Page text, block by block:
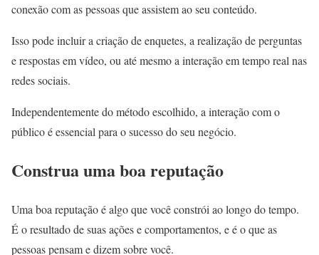
conexão com as pessoas que assistem ao seu conteúdo.
Isso pode incluir a criação de enquetes, a realização de perguntas
e respostas em vídeo, ou até mesmo a interação em tempo real nas
redes sociais.
Independentemente do método escolhido, a interação com o
público é essencial para o sucesso do seu negócio.
Construa uma boa reputação
Uma boa reputação é algo que você constrói ao longo do tempo.
É o resultado de suas ações e comportamentos, e é o que as
pessoas pensam e dizem sobre você.